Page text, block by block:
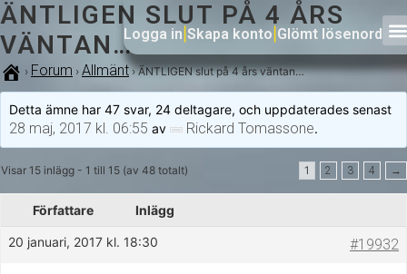
Logga in Skapa konto Glömt lösenord
ÄNTLIGEN SLUT PÅ 4 ÅRS
VÄNTAN…
› Forum › Allmänt › ÄNTLIGEN slut på 4 års väntan…
Detta ämne har 47 svar, 24 deltagare, och uppdaterades senast
28 maj, 2017 kl. 06:55 av Rickard Tomassone.
Visar 15 inlägg - 1 till 15 (av 48 totalt) 1 2 3 4 →
Författare Inlägg
20 januari, 2017 kl. 18:30 #19932